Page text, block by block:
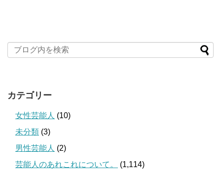
カテゴリー
女性芸能人 (10)
未分類 (3)
男性芸能人 (2)
芸能人のあれこれについて。
(1,114)